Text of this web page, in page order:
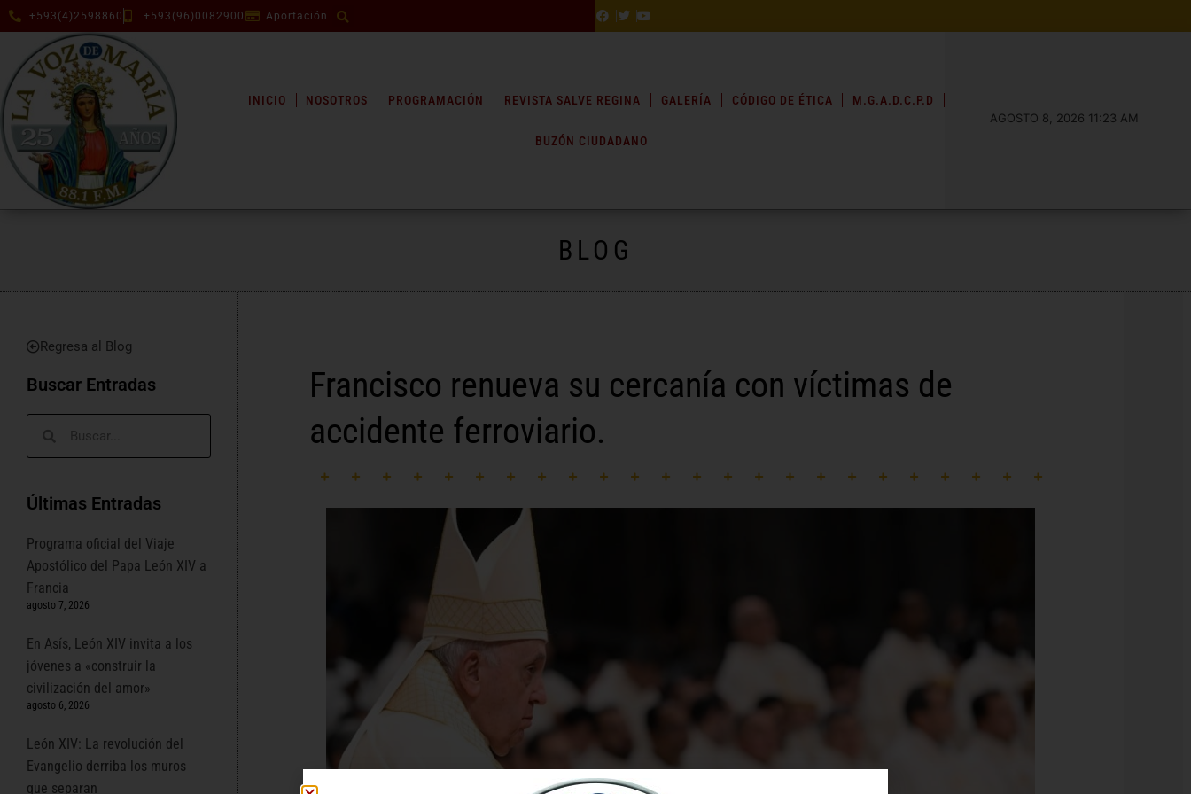
+593(4)2598860 +593(96)0082900 Aportación
INICIO NOSOTROS PROGRAMACIÓN REVISTA SALVE REGINA GALERÍA CÓDIGO DE ÉTICA M.G.A.D.C.P.D
BUZÓN CIUDADANO
AGOSTO 8, 2026 11:23 AM
BLOG
Regresa al Blog
Buscar Entradas
Últimas Entradas
Programa oficial del Viaje
Apostólico del Papa León XIV a
Francia
agosto 7, 2026
En Asís, León XIV invita a los
jóvenes a «construir la
civilización del amor»
agosto 6, 2026
León XIV: La revolución del
Evangelio derriba los muros
que separan
Francisco renueva su cercanía con víctimas de
accidente ferroviario.